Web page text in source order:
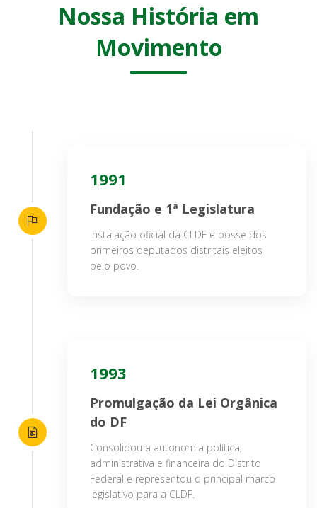
Nossa História em
Movimento
1991
Fundação e 1ª Legislatura
Instalação oficial da CLDF e posse dos
primeiros deputados distritais eleitos
pelo povo.
1993
Promulgação da Lei Orgânica
do DF
Consolidou a autonomia política,
administrativa e financeira do Distrito
Federal e representou o principal marco
legislativo para a CLDF.